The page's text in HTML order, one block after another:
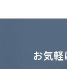
お気軽